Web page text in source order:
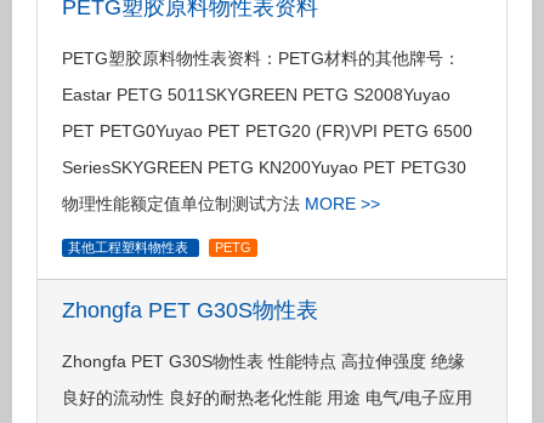
PETG塑胶原料物性表资料
PETG塑胶原料物性表资料：PETG材料的其他牌号：
Eastar PETG 5011SKYGREEN PETG S2008Yuyao
PET PETG0Yuyao PET PETG20 (FR)VPI PETG 6500
SeriesSKYGREEN PETG KN200Yuyao PET PETG30
物理性能额定值单位制测试方法 MORE >>
其他工程塑料物性表 PETG
Zhongfa PET G30S物性表
Zhongfa PET G30S物性表 性能特点 高拉伸强度 绝缘
良好的流动性 良好的耐热老化性能 用途 电气/电子应用